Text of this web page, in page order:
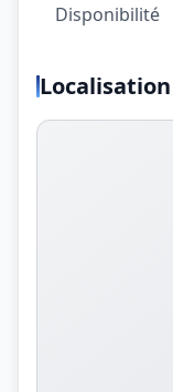
Disponibilité
Localisation